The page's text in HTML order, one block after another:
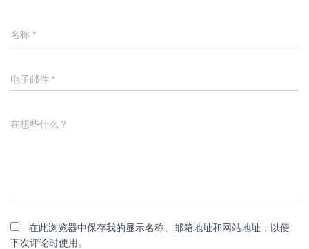
名称 *
电子邮件 *
在想些什么？
在此浏览器中保存我的显示名称、邮箱地址和网站地址，以便
下次评论时使用。